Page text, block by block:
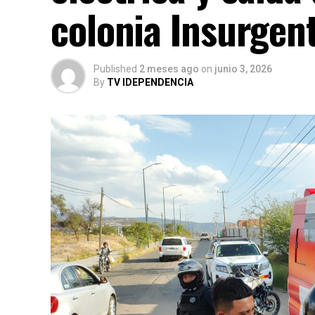
colonia
Published 2 meses ago on junio 3, 2026
By TV IDEPENDENCIA